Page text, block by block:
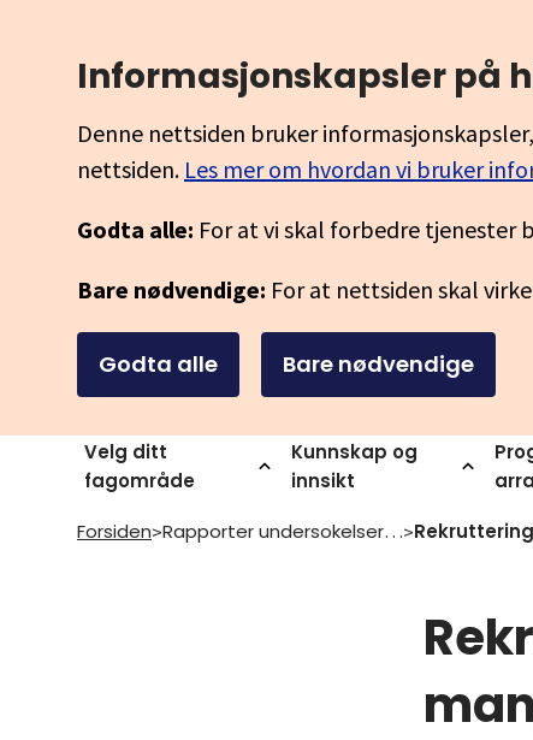
Informasjonskapsler på
Denne nettsiden bruker
nettsiden. Les mer om hvordan vi bruker
Godta alle: For at vi skal forbedre
Bare nødvendige: For at nettsiden skal
Godta alle Bare nødvendige
Velg ditt
fagområde
Kunnskap og
innsikt
Forsiden> Rapporter undersokelser og statistikk>